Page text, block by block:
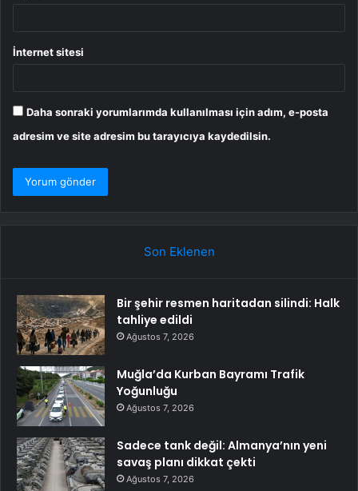
İnternet sitesi
Daha sonraki yorumlarımda kullanılması için adım, e-posta
adresim ve site adresim bu tarayıcıya kaydedilsin.
Son Eklenen
Bir şehir resmen haritadan silindi: Halk
tahliye edildi
Ağustos 7, 2026
Muğla’da Kurban Bayramı Trafik
Yoğunluğu
Ağustos 7, 2026
Sadece tank değil: Almanya’nın yeni
savaş planı dikkat çekti
Ağustos 7, 2026